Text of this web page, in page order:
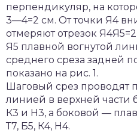
перпендикуляр, на
3—4=2 см. От точки Я4
отмеряют отрезок
Я5 плавной вогнутой
среднего среза задней
показано на рис. 1.
Шаговый срез проводят
линией в верхней части
К3 и Н3, а боковой —
Т7, Б5, К4, Н4.